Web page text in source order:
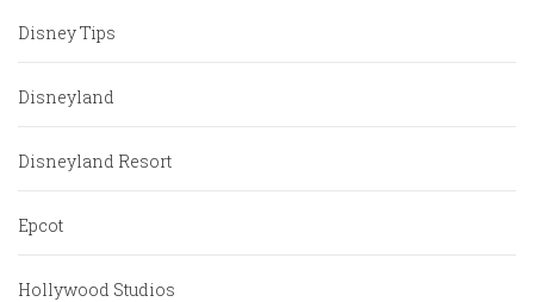
Disney Tips
Disneyland
Disneyland Resort
Epcot
Hollywood Studios